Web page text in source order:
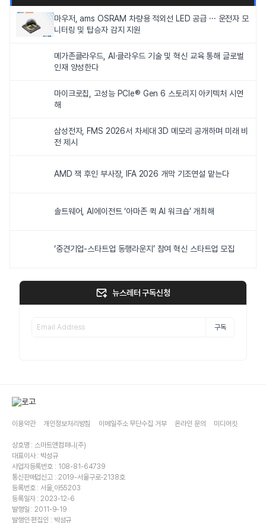
마우저, ams OSRAM 차량용 적외선 LED 공급 ··· 운전자 모
니터링 및 탑승자 감지 지원
메가존클라우드, AI·클라우드 기술 및 혁신 교육 통해 글로벌
인재 양성한다
마이크로칩, 고성능 PCIe® Gen 6 스토리지 아키텍처 시연
해
삼성전자, FMS 2026서 차세대 3D 메모리 공개하며 미래 비
전 제시
AMD 잭 후인 부사장, IFA 2026 개막 기조연설 맡는다
솔트웨어, AI에이전트 ‘아마존 퀵 AI 워크숍’ 개최해
‘중견기업-스타트업 동행라운지’ 참여 혁신 스타트업 모집
뉴스레터 구독신청
구독
이용약관 개인정보처리방침 이메일주소 무단수집 거부 온라인 문의 미디어킷
상호명 : 스마트앤컴퍼니(주)
대표이사 : 박성규
사업자등록번호 : 108-81-64739
통신판매업신고 : 2019-서울구로-2138호
등록번호 : 서울,아55203
등록일자 : 2023-12-6
발행일 : 2011-9-19
발행인·편집인 : 박성규